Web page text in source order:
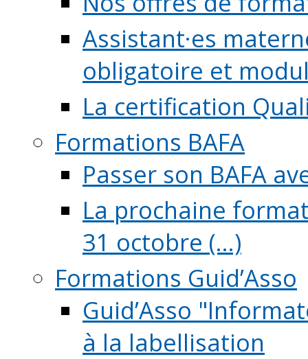
Assistant·es
obligatoire et
La certification
Formations BAFA
Passer son BAFA
La prochaine
31 octobre (...)
Formations Guid’Asso
Guid’Asso
à la labellisation